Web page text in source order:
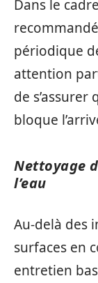
Dans le
périodique
attention
de s’assurer
bloque
Nettoyage
l’eau
Au-delà des
surfaces en
entretien